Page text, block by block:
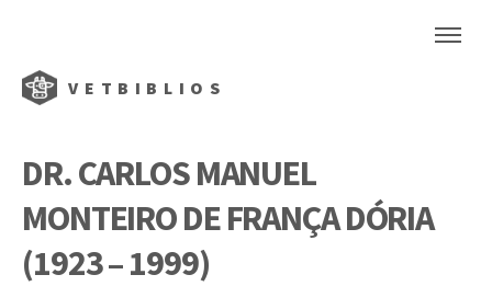
VETBIBLIOS
DR. CARLOS MANUEL
MONTEIRO DE FRANÇA DÓRIA
(1923 – 1999)